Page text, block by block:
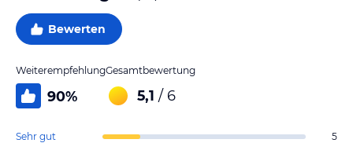
Bewerten
Weiterempfehlung
90%
Gesamtbewertung
5,1 / 6
Sehr gut
5